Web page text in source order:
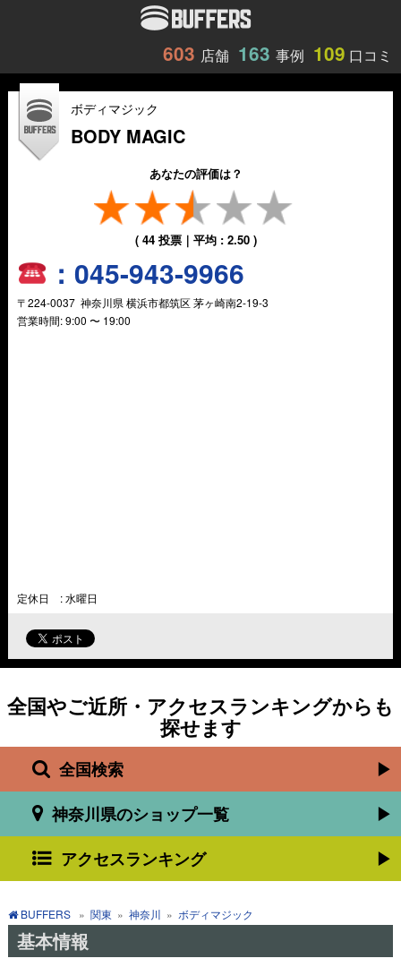
603 店舗 163 事例 109 口コミ
ボディマジック
BODY MAGIC
あなたの評価は？
( 44投票｜平均 : 2.50)
：045-943-9966
〒224-0037 神奈川県 横浜市都筑区茅ヶ崎南2-19-3
営業時間:9:00 〜 19:00
定休日 : 水曜日
全国やご近所・アクセスランキングからも
探せます
全国検索
神奈川県のショップ一覧
アクセスランキング
BUFFERS » 関東 » 神奈川 » ボディマジック
基本情報